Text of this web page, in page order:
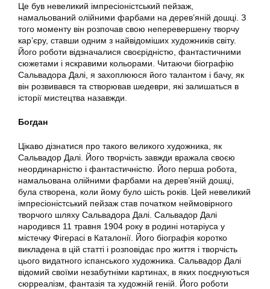
Це був невеликий імпресіоністський пейзаж,
намальований олійними фарбами на дерев’яній дошці. З
того моменту він розпочав свою неперевершену творчу
кар’єру, ставши одним з найвідоміших художників світу.
Його роботи відзначалися своєрідністю, фантастичними
сюжетами і яскравими кольорами. Читаючи біографію
Сальвадора Далі, я захоплююся його талантом і бачу, як
він розвивався та створював шедеври, які залишаться в
історії мистецтва назавжди.
Богдан
Цікаво дізнатися про такого великого художника, як
Сальвадор Далі. Його творчість завжди вражала своєю
неординарністю і фантастичністю. Його перша робота,
намальована олійними фарбами на дерев’яній дошці,
була створена, коли йому було шість років. Цей невеликий
імпресіоністський пейзаж став початком неймовірного
творчого шляху Сальвадора Далі. Сальвадор Далі
народився 11 травня 1904 року в родині нотаріуса у
містечку Фігерасі в Каталонії. Його біографія коротко
викладена в цій статті і розповідає про життя і творчість
цього видатного іспанського художника. Сальвадор Далі
відомий своїми незабутніми картинах, в яких поєднуються
сюрреалізм, фантазія та художній геній. Його роботи